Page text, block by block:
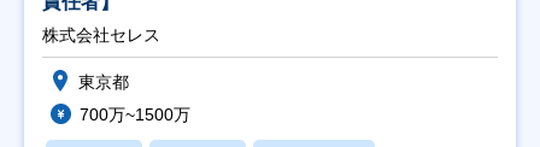
株式会社セレス
東京都
700万~1500万